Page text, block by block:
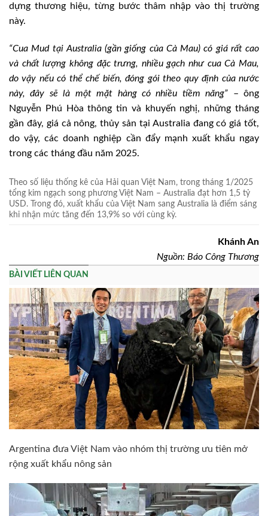
dựng thương hiệu, từng bước thâm nhập vào thị trường
này.
“Cua Mud tại Australia (gần giống của Cà Mau) có giá rất cao
và chất lượng không đặc trưng, nhiều gạch như cua Cà Mau,
do vậy nếu có thể chế biến, đóng gói theo quy định của nước
này, đây sẽ là một mặt hàng có nhiều tiềm năng” – ông
Nguyễn Phú Hòa thông tin và khuyến nghị, những tháng
gần đây, giá cả nông, thủy sản tại Australia đang có giá tốt,
do vậy, các doanh nghiệp cần đẩy mạnh xuất khẩu ngay
trong các tháng đầu năm 2025.
Theo số liệu thống kê của Hải quan Việt Nam, trong tháng 1/2025
tổng kim ngạch song phương Việt Nam – Australia đạt hơn 1,5 tỷ
USD. Trong đó, xuất khẩu của Việt Nam sang Australia là điểm sáng
khi nhận mức tăng đến 13,9% so với cùng kỳ.
Khánh An
Nguồn: Báo Công Thương
BÀI VIẾT LIÊN QUAN
Argentina đưa Việt Nam vào nhóm thị trường ưu tiên mở
rộng xuất khẩu nông sản